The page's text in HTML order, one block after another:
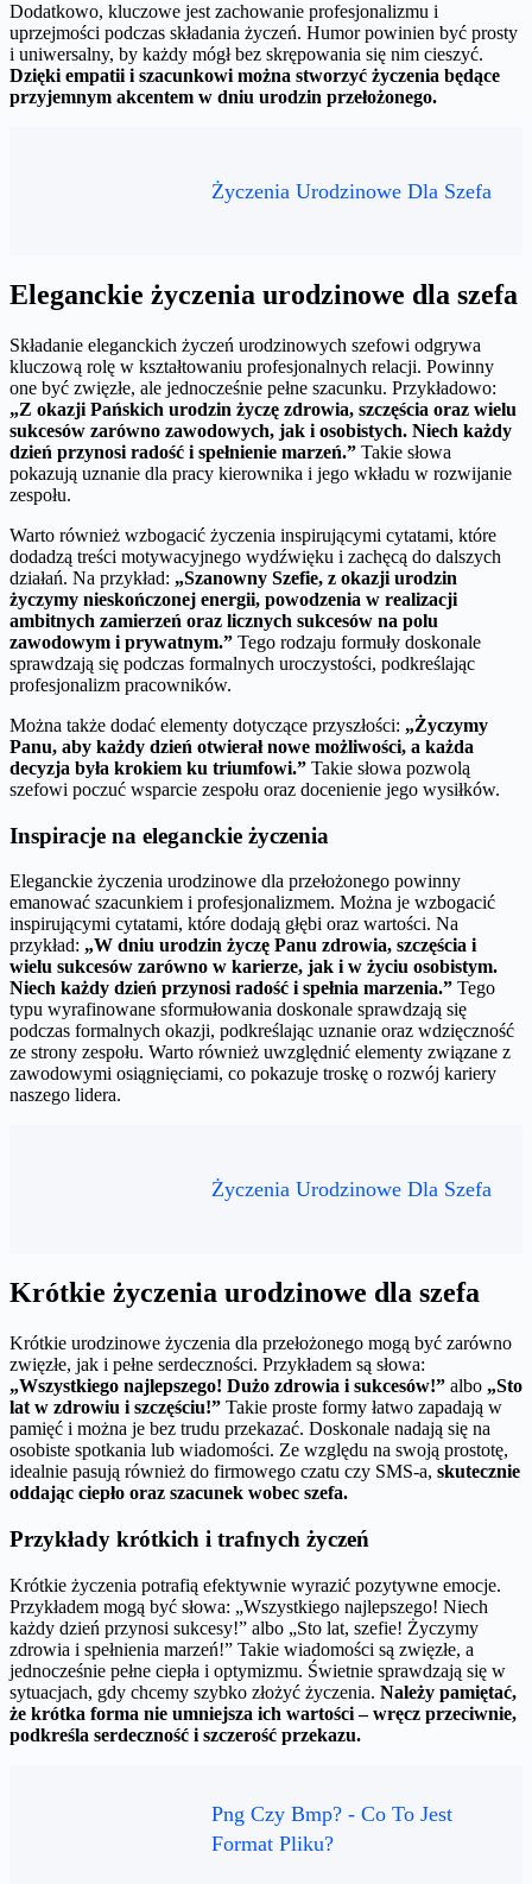
Dodatkowo, kluczowe jest zachowanie profesjonalizmu i
uprzejmości podczas składania życzeń. Humor powinien być prosty
i uniwersalny, by każdy mógł bez skrępowania się nim cieszyć.
Dzięki empatii i szacunkowi można stworzyć życzenia będące
przyjemnym akcentem w dniu urodzin przełożonego.
Życzenia Urodzinowe Dla Szefa
Eleganckie życzenia urodzinowe dla szefa
Składanie eleganckich życzeń urodzinowych szefowi odgrywa
kluczową rolę w kształtowaniu profesjonalnych relacji. Powinny
one być zwięzłe, ale jednocześnie pełne szacunku. Przykładowo:
„Z okazji Pańskich urodzin życzę zdrowia, szczęścia oraz wielu
sukcesów zarówno zawodowych, jak i osobistych. Niech każdy
dzień przynosi radość i spełnienie marzeń.” Takie słowa
pokazują uznanie dla pracy kierownika i jego wkładu w rozwijanie
zespołu.
Warto również wzbogacić życzenia inspirującymi cytatami, które
dodadzą treści motywacyjnego wydźwięku i zachęcą do dalszych
działań. Na przykład: „Szanowny Szefie, z okazji urodzin
życzymy nieskończonej energii, powodzenia w realizacji
ambitnych zamierzeń oraz licznych sukcesów na polu
zawodowym i prywatnym.” Tego rodzaju formuły doskonale
sprawdzają się podczas formalnych uroczystości, podkreślając
profesjonalizm pracowników.
Można także dodać elementy dotyczące przyszłości: „Życzymy
Panu, aby każdy dzień otwierał nowe możliwości, a każda
decyzja była krokiem ku triumfowi.” Takie słowa pozwolą
szefowi poczuć wsparcie zespołu oraz docenienie jego wysiłków.
Inspiracje na eleganckie życzenia
Eleganckie życzenia urodzinowe dla przełożonego powinny
emanować szacunkiem i profesjonalizmem. Można je wzbogacić
inspirującymi cytatami, które dodają głębi oraz wartości. Na
przykład: „W dniu urodzin życzę Panu zdrowia, szczęścia i
wielu sukcesów zarówno w karierze, jak i w życiu osobistym.
Niech każdy dzień przynosi radość i spełnia marzenia.” Tego
typu wyrafinowane sformułowania doskonale sprawdzają się
podczas formalnych okazji, podkreślając uznanie oraz wdzięczność
ze strony zespołu. Warto również uwzględnić elementy związane z
zawodowymi osiągnięciami, co pokazuje troskę o rozwój kariery
naszego lidera.
Życzenia Urodzinowe Dla Szefa
Krótkie życzenia urodzinowe dla szefa
Krótkie urodzinowe życzenia dla przełożonego mogą być zarówno
zwięzłe, jak i pełne serdeczności. Przykładem są słowa:
„Wszystkiego najlepszego! Dużo zdrowia i sukcesów!” albo „Sto
lat w zdrowiu i szczęściu!” Takie proste formy łatwo zapadają w
pamięć i można je bez trudu przekazać. Doskonale nadają się na
osobiste spotkania lub wiadomości. Ze względu na swoją prostotę,
idealnie pasują również do firmowego czatu czy SMS-a, skutecznie
oddając ciepło oraz szacunek wobec szefa.
Przykłady krótkich i trafnych życzeń
Krótkie życzenia potrafią efektywnie wyrazić pozytywne emocje.
Przykładem mogą być słowa: „Wszystkiego najlepszego! Niech
każdy dzień przynosi sukcesy!” albo „Sto lat, szefie! Życzymy
zdrowia i spełnienia marzeń!” Takie wiadomości są zwięzłe, a
jednocześnie pełne ciepła i optymizmu. Świetnie sprawdzają się w
sytuacjach, gdy chcemy szybko złożyć życzenia. Należy pamiętać,
że krótka forma nie umniejsza ich wartości – wręcz przeciwnie,
podkreśla serdeczność i szczerość przekazu.
Png Czy Bmp? - Co To Jest
Format Pliku?